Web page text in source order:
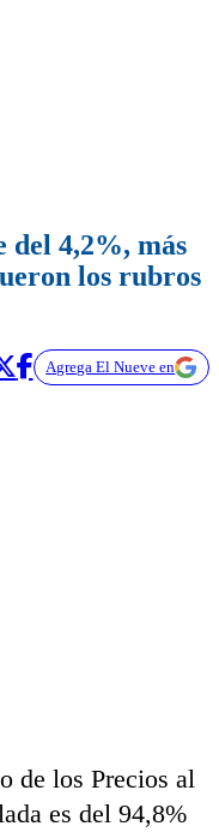
del 4,2%, más
los rubros
Agrega El Nueve en
de los Precios al
es del 94,8%